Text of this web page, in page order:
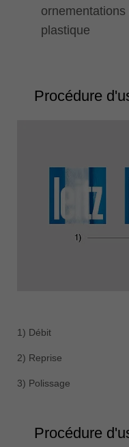
plastique
Procédure
1) Débit
2) Reprise
3) Polissage
Procédure